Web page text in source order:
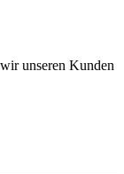
unseren Kunden